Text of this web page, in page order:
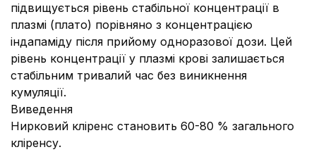
підвищується рівень стабільної концентрації в
плазмі (плато) порівняно з концентрацією
індапаміду після прийому одноразової дози. Цей
рівень концентрації у плазмі крові залишається
стабільним тривалий час без виникнення
кумуляції.
Виведення
Нирковий кліренс становить 60-80 % загального
кліренсу.